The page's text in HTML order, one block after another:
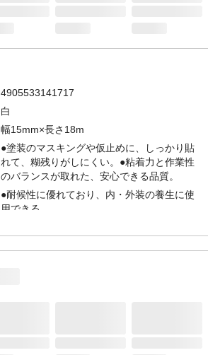
4905533141717
白
幅15mm×長さ18m
●塗装のマスキングや仮止めに、しっかり貼
れて、糊残りがしにくい。●粘着力と作業性
のバランスが取れた、安心できる品質。
●耐候性に優れており、内・外装の養生に使
用できる。